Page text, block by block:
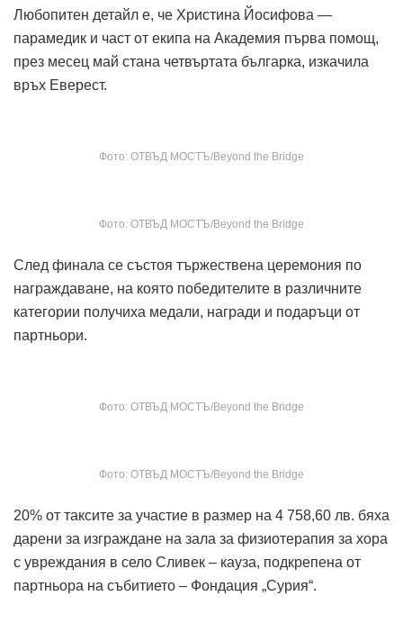
Любопитен детайл е, че Христина Йосифова —
парамедик и част от екипа на Академия първа помощ,
през месец май стана четвъртата българка, изкачила
връх Еверест.
Фото: ОТВЪД МОСТЪ/Beyond the Bridge
Фото: ОТВЪД МОСТЪ/Beyond the Bridge
След финала се състоя тържествена церемония по
награждаване, на която победителите в различните
категории получиха медали, награди и подаръци от
партньори.
Фото: ОТВЪД МОСТЪ/Beyond the Bridge
Фото: ОТВЪД МОСТЪ/Beyond the Bridge
20% от таксите за участие в размер на 4 758,60 лв. бяха
дарени за изграждане на зала за физиотерапия за хора
с увреждания в село Сливек – кауза, подкрепена от
партньора на събитието – Фондация „Сурия“.